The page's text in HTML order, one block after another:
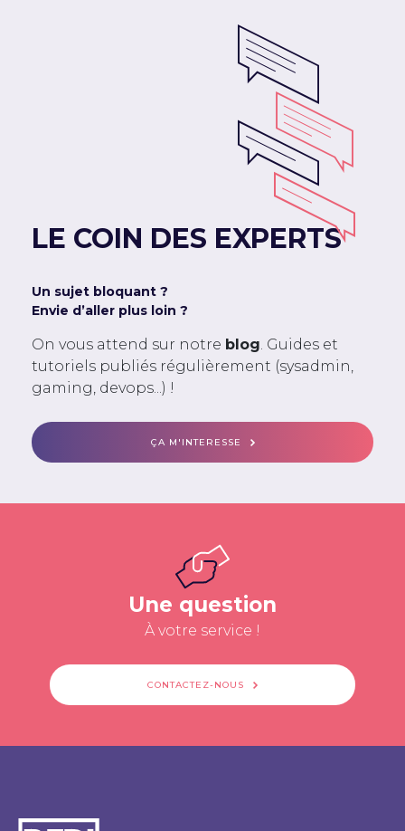
LE COIN DES EXPERTS
Un sujet bloquant ?
Envie d’aller plus loin ?
On vous attend sur notre blog. Guides et
tutoriels publiés régulièrement (sysadmin,
gaming, devops...) !
ÇA M'INTERESSE
Une question
À votre service !
CONTACTEZ-NOUS